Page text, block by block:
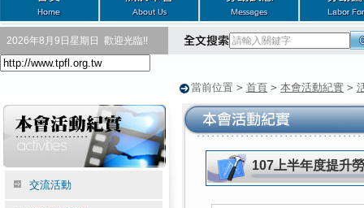
2026年8月9日星期日 歡迎光臨!!
當前位置 > 首頁 > 本會活動紀實 >
交流活動
107上半年度提升